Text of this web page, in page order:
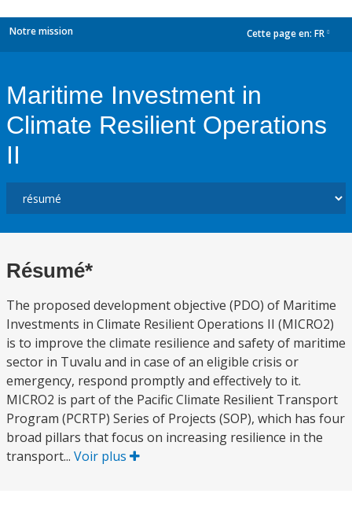
Notre mission Cette page en: FR
Maritime Investment in
Climate Resilient Operations
II
Résumé*
The proposed development objective (PDO) of Maritime
Investments in Climate Resilient Operations II (MICRO2)
is to improve the climate resilience and safety of maritime
sector in Tuvalu and in case of an eligible crisis or
emergency, respond promptly and effectively to it.
MICRO2 is part of the Pacific Climate Resilient Transport
Program (PCRTP) Series of Projects (SOP), which has four
broad pillars that focus on increasing resilience in the
transport... Voir plus